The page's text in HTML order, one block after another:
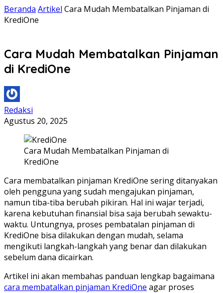
Beranda Artikel Cara Mudah Membatalkan Pinjaman di
KrediOne
Cara Mudah Membatalkan Pinjaman
di KrediOne
Redaksi
Agustus 20, 2025
Cara Mudah Membatalkan Pinjaman di
KrediOne
Cara membatalkan pinjaman KrediOne sering ditanyakan
oleh pengguna yang sudah mengajukan pinjaman,
namun tiba-tiba berubah pikiran. Hal ini wajar terjadi,
karena kebutuhan finansial bisa saja berubah sewaktu-
waktu. Untungnya, proses pembatalan pinjaman di
KrediOne bisa dilakukan dengan mudah, selama
mengikuti langkah-langkah yang benar dan dilakukan
sebelum dana dicairkan.
Artikel ini akan membahas panduan lengkap bagaimana
cara membatalkan pinjaman KrediOne agar proses